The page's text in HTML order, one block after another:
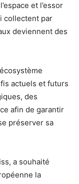
et l’essor
collectent par
deviennent des
actuels et futurs
des
afin de garantir
préserver sa
a souhaité
la